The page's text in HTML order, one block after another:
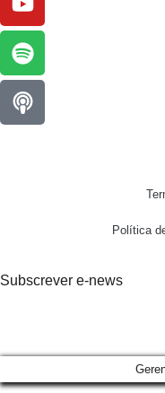
Política
Subscrever e-news